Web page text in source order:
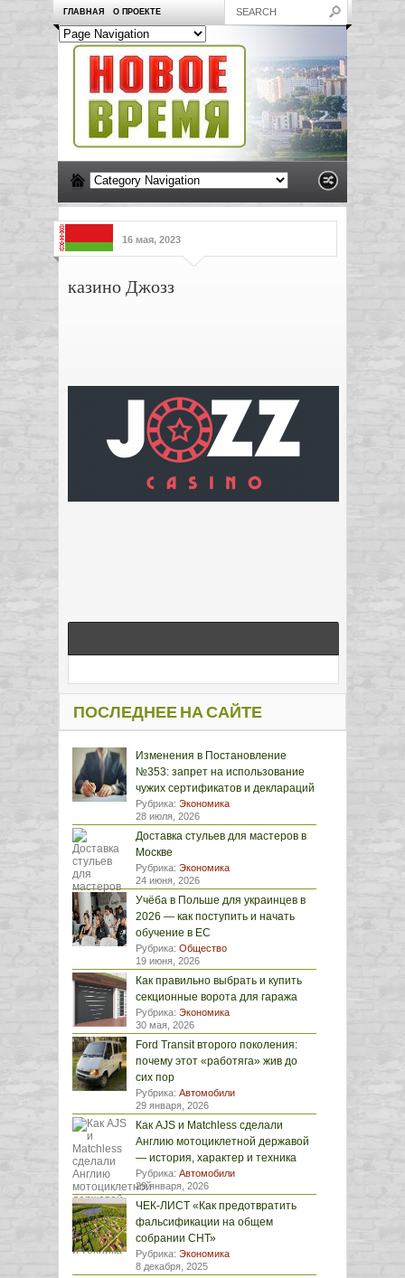
ГЛАВНАЯ О ПРОЕКТЕ
16 мая, 2023
казино Джозз
ПОСЛЕДНЕЕ НА САЙТЕ
Изменения в Постановление
№353: запрет на использование
чужих сертификатов и деклараций
Рубрика: Экономика
28 июля, 2026
Доставка стульев для мастеров в
Москве
Рубрика: Экономика
24 июня, 2026
Учёба в Польше для украинцев в
2026 — как поступить и начать
обучение в ЕС
Рубрика: Общество
19 июня, 2026
Как правильно выбрать и купить
секционные ворота для гаража
Рубрика: Экономика
30 мая, 2026
Ford Transit второго поколения:
почему этот «работяга» жив до
сих пор
Рубрика: Автомобили
29 января, 2026
Как AJS и Matchless сделали
Англию мотоциклетной державой
— история, характер и техника
Рубрика: Автомобили
29 января, 2026
ЧЕК-ЛИСТ «Как предотвратить
фальсификации на общем
собрании СНТ»
Рубрика: Экономика
8 декабря, 2025